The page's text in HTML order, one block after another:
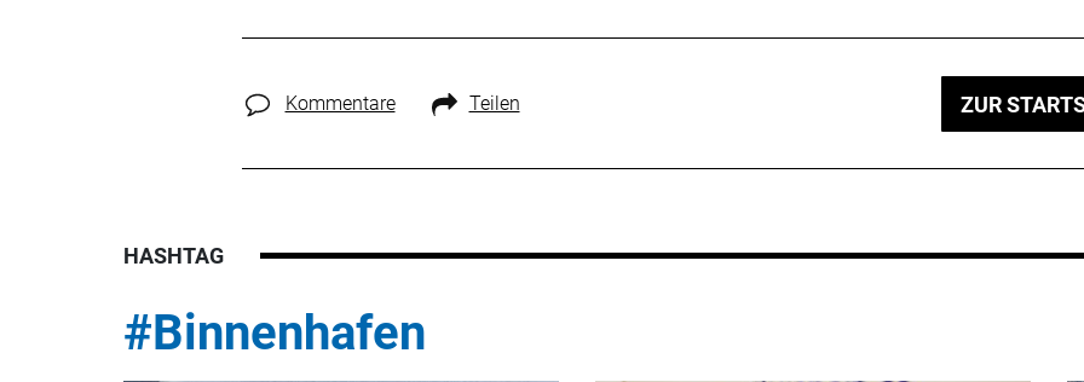
Kommentare Teilen ZUR
HASHTAG
#Binnenhafen